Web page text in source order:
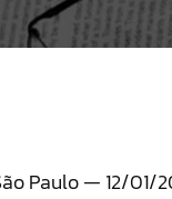
Paulo — 12/01/